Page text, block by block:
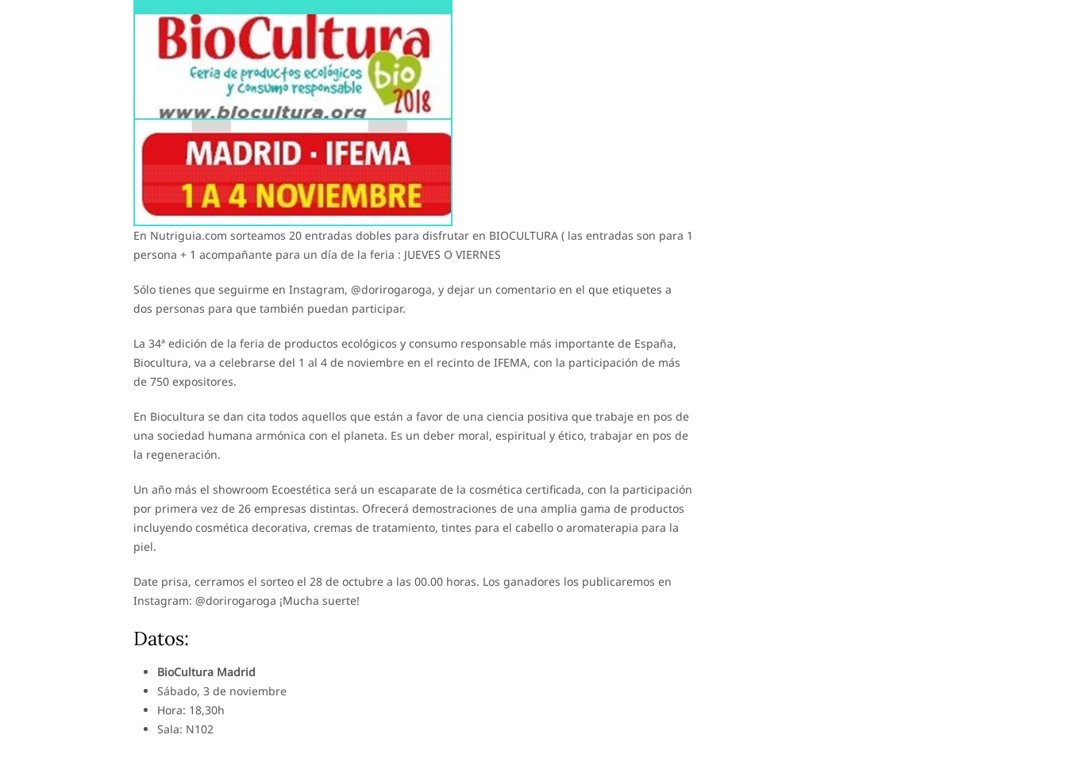
En Nutriguia.com sorteamos 20 entradas dobles para disfrutar en BIOCULTURA ( las entradas son para 1
persona + 1 acompañante para un día de la feria : JUEVES O VIERNES
Sólo tienes que seguirme en Instagram, @dorirogaroga, y dejar un comentario en el que etiquetes a
dos personas para que también puedan participar.
La 34ª edición de la feria de productos ecológicos y consumo responsable más importante de España,
Biocultura, va a celebrarse del 1 al 4 de noviembre en el recinto de IFEMA, con la participación de más
de 750 expositores.
En Biocultura se dan cita todos aquellos que están a favor de una ciencia positiva que trabaje en pos de
una sociedad humana armónica con el planeta. Es un deber moral, espiritual y ético, trabajar en pos de
la regeneración.
Un año más el showroom Ecoestética será un escaparate de la cosmética certificada, con la participación
por primera vez de 26 empresas distintas. Ofrecerá demostraciones de una amplia gama de productos
incluyendo cosmética decorativa, cremas de tratamiento, tintes para el cabello o aromaterapia para la
piel.
Date prisa, cerramos el sorteo el 28 de octubre a las 00.00 horas. Los ganadores los publicaremos en
Instagram: @dorirogaroga ¡Mucha suerte!
Datos:
BioCultura Madrid
Sábado, 3 de noviembre
Hora: 18,30h
Sala: N102